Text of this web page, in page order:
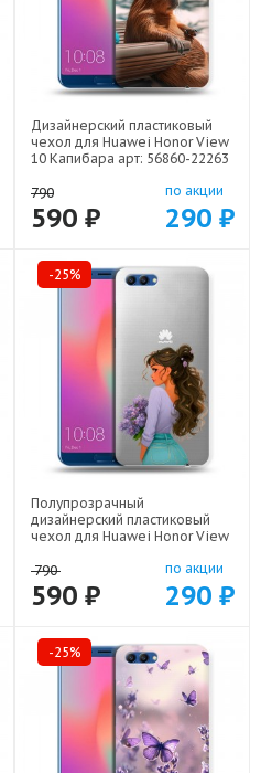
Дизайнерский пластиковый
чехол для Huawei Honor View
10 Капибара арт: 56860-22263
790
590 ₽
по акции
290 ₽
-25%
Полупрозрачный
дизайнерский пластиковый
чехол для Huawei Honor View
790
590 ₽
по акции
290 ₽
-25%